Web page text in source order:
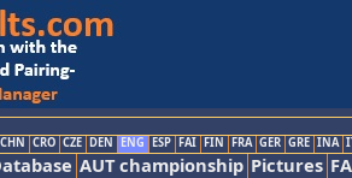
CHN CRO CZE DEN ENG ESP FAI FIN FRA GER GRE INA
AUT championship Pictures